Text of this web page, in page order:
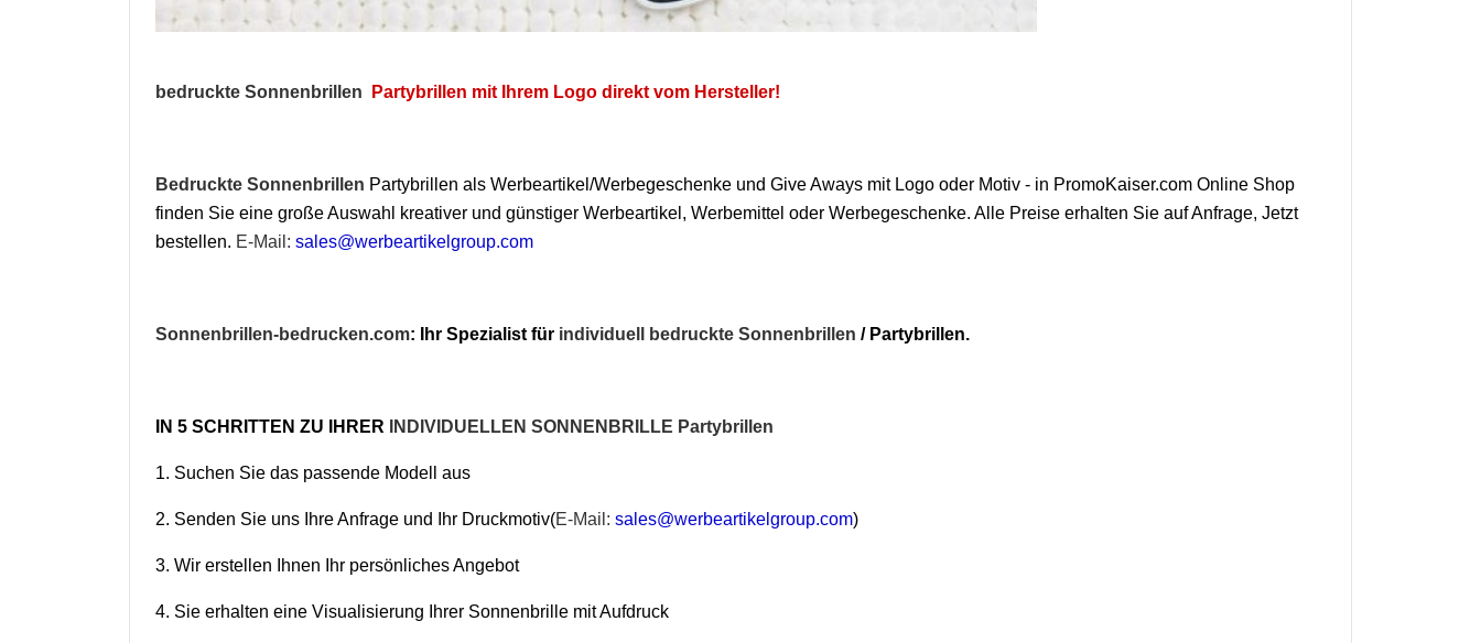
bedruckte Sonnenbrillen Partybrillen mit Ihrem Logo direkt vom Hersteller!
Bedruckte Sonnenbrillen Partybrillen als Werbeartikel/Werbegeschenke und Give Aways mit Logo oder Motiv - in PromoKaiser.com Online Shop
finden Sie eine große Auswahl kreativer und günstiger Werbeartikel, Werbemittel oder Werbegeschenke. Alle Preise erhalten Sie auf Anfrage, Jetzt
bestellen. E-Mail:sales@werbeartikelgroup.com
Sonnenbrillen-bedrucken.com: Ihr Spezialist für individuell bedruckteSonnenbrillen / Partybrillen.
IN 5 SCHRITTEN ZU IHRER INDIVIDUELLEN SONNENBRILLE Partybrillen
1. Suchen Sie das passende Modell aus
2. Senden Sie uns Ihre Anfrage und Ihr Druckmotiv(E-Mail:sales@werbeartikelgroup.com)
3. Wir erstellen Ihnen Ihr persönliches Angebot
4. Sie erhalten eine Visualisierung Ihrer Sonnenbrille mit Aufdruck